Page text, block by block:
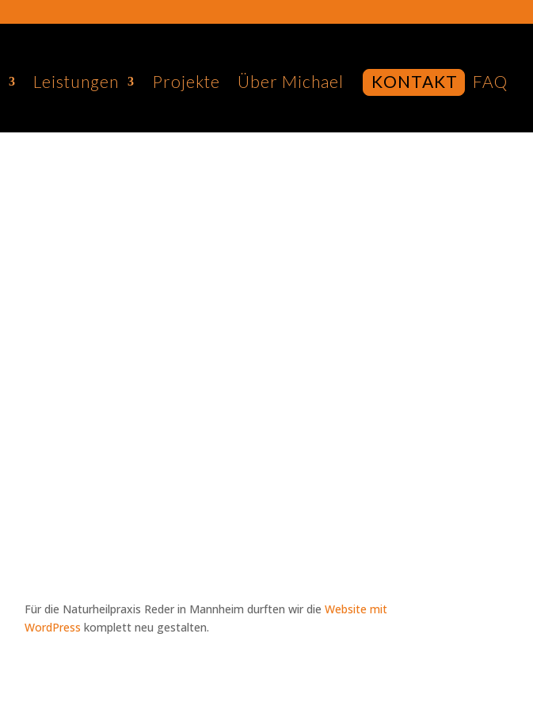
Leistungen Projekte Über Michael KONTAKT FAQ
Für die Naturheilpraxis Reder in Mannheim durften wir die Website mit
WordPress komplett neu gestalten.